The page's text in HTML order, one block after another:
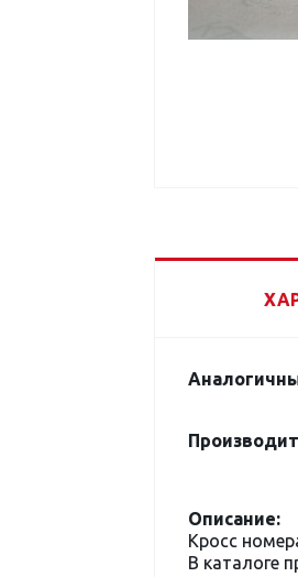
Описание:
Кросс
В каталоге